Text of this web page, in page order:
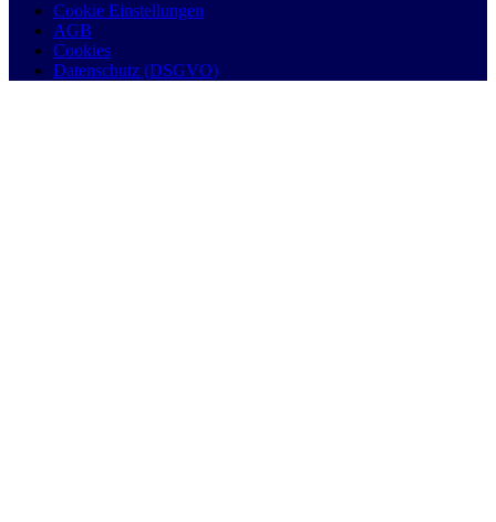
Cookie Einstellungen
AGB
Cookies
Datenschutz (DSGVO)